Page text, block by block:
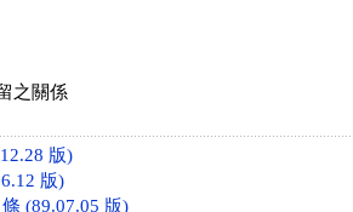
之關係
版)
版)
(89.07.05 版)